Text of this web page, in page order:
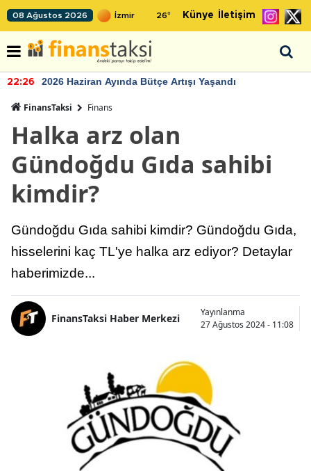
08 Ağustos 2026 26° Künye İletişim
22:26 2026 Haziran Ayında Bütçe Artışı Yaşandı
FinansTaksi Finans
Halka arz olan
Gündoğdu Gıda sahibi
kimdir?
Gündoğdu Gıda sahibi kimdir? Gündoğdu Gıda,
hisselerini kaç TL'ye halka arz ediyor? Detaylar
haberimizde...
FinansTaksi Haber Merkezi
Yayınlanma
27 Ağustos 2024 - 11:08